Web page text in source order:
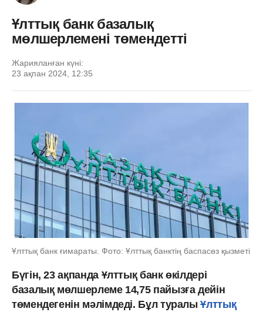
Ұлттық банк базалық
мөлшерлемені төмендетті
Жарияланған күні:
23 ақпан 2024, 12:35
Ұлттық банк ғимараты. Фото: Ұлттық банктің баспасөз қызметі
Бүгін, 23 ақпанда Ұлттық банк өкілдері
базалық мөлшерлеме 14,75 пайызға дейін
төмендегенін мәлімдеді. Бұл туралыҰлттық